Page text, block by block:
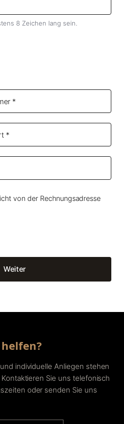
8 Zeichen lang sein.
von der Rechnungsadresse
Weiter
individuelle Anliegen stehen
Sie uns telefonisch
oder senden Sie uns